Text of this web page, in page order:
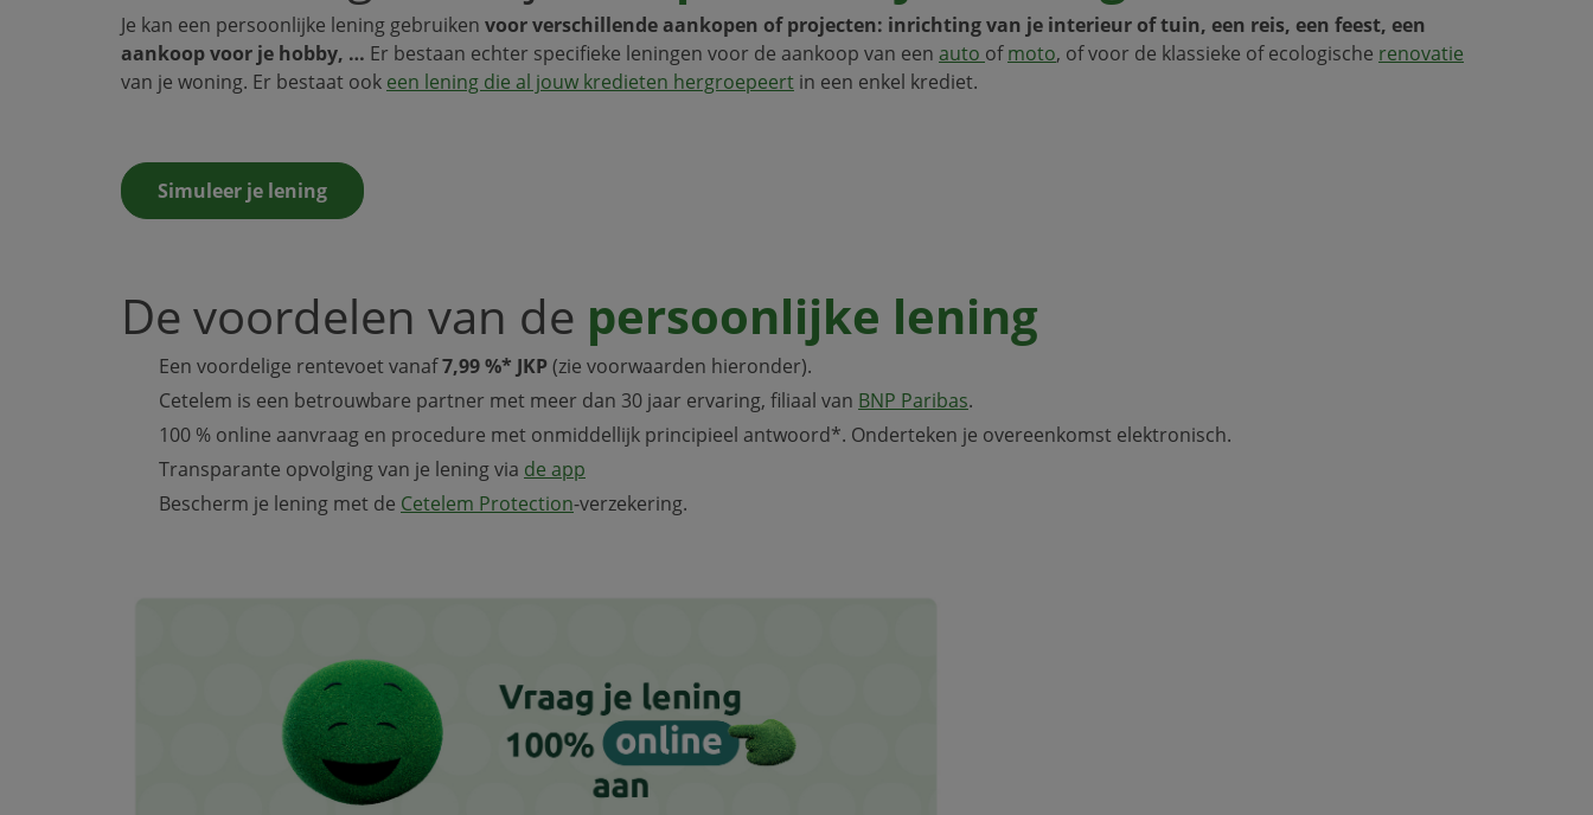
Je kan een persoonlijke lening gebruiken voor verschillende aankopen of projecten: inrichting van je interieur of tuin, een reis, een feest, een
aankoop voor je hobby, … Er bestaan echter specifieke leningen voor de aankoop van een auto ofmoto, of voor de klassieke of ecologische renovatie
van je woning. Er bestaat ook een lening die al jouw kredieten hergroepeert in een enkel krediet.
Simuleer je lening
De voordelen van de persoonlijke lening
Een voordelige rentevoet vanaf7,99 %* JKP(zie voorwaarden hieronder).
Cetelem is een betrouwbare partner met meer dan 30 jaar ervaring, filiaal van BNP Paribas.
100 % online aanvraag en procedure met onmiddellijk principieel antwoord*. Onderteken je overeenkomst elektronisch.
Transparante opvolging van je lening via de app
Bescherm je lening met de Cetelem Protection-verzekering.